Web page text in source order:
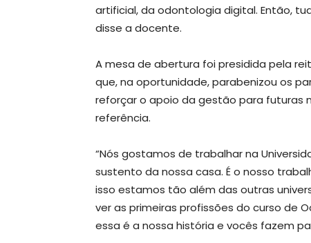
artificial, da odontologia digital. Então,
disse a docente.
A mesa de abertura foi presidida pela
que, na oportunidade, parabenizou os
reforçar o apoio da gestão para futuras
referência.
“Nós gostamos de trabalhar na
sustento da nossa casa. É o nosso
isso estamos tão além das outras
ver as primeiras profissões do curso de
essa é a nossa história e vocês fazem